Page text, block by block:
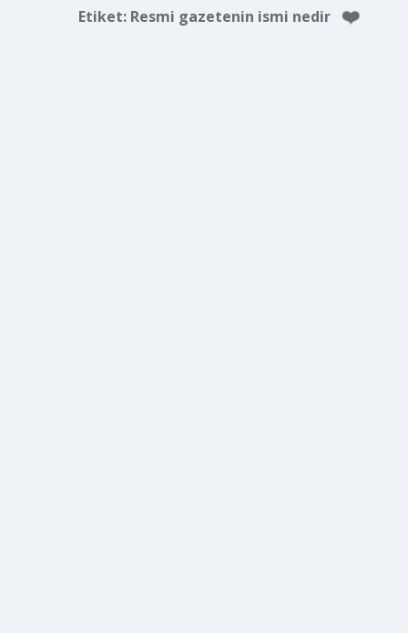
Etiket: Resmi gazetenin ismi nedir